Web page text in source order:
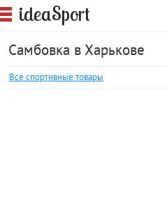
ideaSport
Самбовка в Харькове
Все спортивные товары